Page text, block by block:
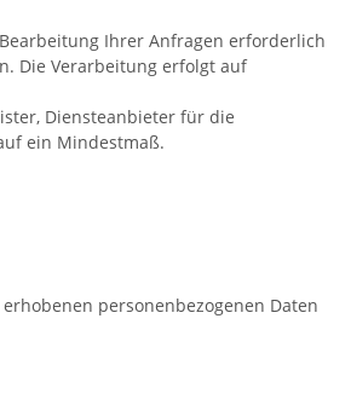
Ihrer Anfragen erforderlich
Die Verarbeitung erfolgt auf
Diensteanbieter für die
ein Mindestmaß.
personenbezogenen Daten